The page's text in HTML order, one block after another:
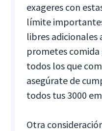
exageres con
límite
libres adicionales
prometes comida
todos los que
asegúrate de
todos tus 3000
Otra